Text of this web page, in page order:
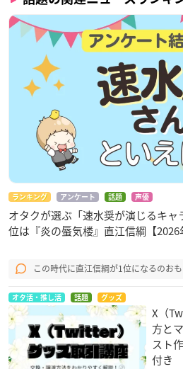
ランキング アンケート 話題 声優
オタクが選ぶ「速水奨が演じるキャ
位は『炎の蜃気楼』直江信綱【2026
この時代に直江信綱が1位になるのお
オタ活・推し活 話題 グッズ
X（
方と
スト
付き